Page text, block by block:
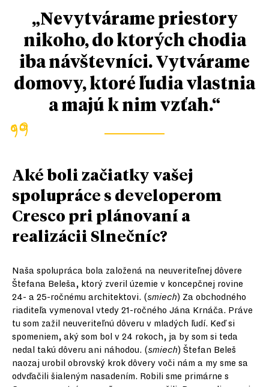
„Nevytvárame priestory
nikoho, do ktorých chodia
iba návštevníci. Vytvárame
domovy, ktoré ľudia vlastnia
a majú k nim vzťah.“
Aké boli začiatky vašej
spolupráce s developerom
Cresco pri plánovaní a
realizácii Slnečníc?
Naša spolupráca bola založená na neuveriteľnej dôvere
Štefana Beleša, ktorý zveril územie v koncepčnej rovine
24- a 25-ročnému architektovi. (smiech) Za obchodného
riaditeľa vymenoval vtedy 21-ročného Jána Krnáča. Práve
tu som zažil neuveriteľnú dôveru v mladých ľudí. Keď si
spomeniem, aký som bol v 24 rokoch, ja by som si teda
nedal takú dôveru ani náhodou. (smiech) Štefan Beleš
naozaj urobil obrovský krok dôvery voči nám a my sme sa
odvďačili šialeným nasadením. Robili sme primárne s